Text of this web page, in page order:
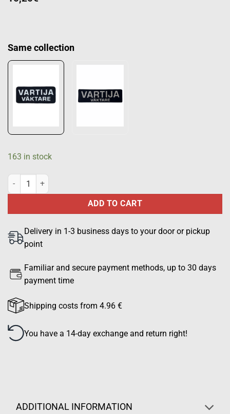
Same collection
163 in stock
VARTIJA VÄKTARE chest mark, black quantity
ADD TO CART
Delivery in 1-3 business days to your door or pickup
point
Familiar and secure payment methods, up to 30 days
payment time
Shipping costs from 4.96 €
You have a 14-day exchange and return right!
ADDITIONAL INFORMATION